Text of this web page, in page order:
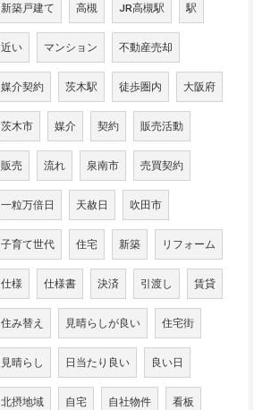
新築戸建て 高槻 JR高槻駅 駅
近い マンション 不動産売却
媒介契約 茨木駅 徒歩圏内 大阪府
茨木市 媒介 契約 販売活動
販売 流れ 泉南市 売買契約
一粒万倍日 天赦日 吹田市
子育て世代 住宅 新築 リフォーム
仕様 仕様書 決済 引渡し 賃貸
住み替え 見晴らしが良い 住宅街
見晴らし 日当たり良い 良い日
北摂地域 自宅 自社物件 看板